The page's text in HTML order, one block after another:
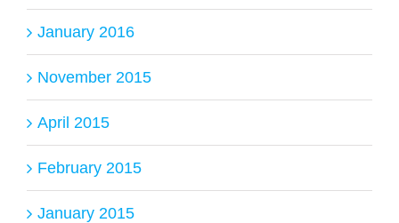
January 2016
November 2015
April 2015
February 2015
January 2015